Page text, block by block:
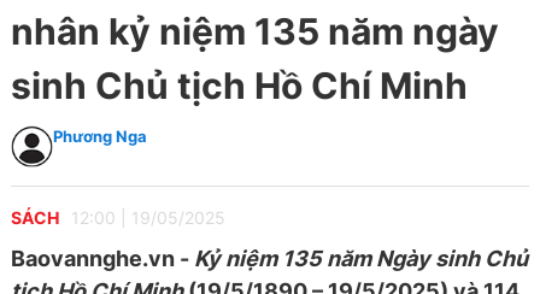
nhân kỷ niệm 135 năm ngày
sinh Chủ tịch Hồ Chí Minh
Phương Nga
SÁCH 12:00 19/05/2025
Baovannghe.vn - Kỷ niệm 135 năm Ngày sinh Chủ